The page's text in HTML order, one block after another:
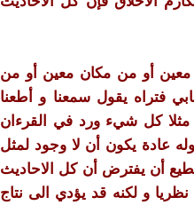
أو من مكان معين أو من
فتراه يقول سمعنا و أطعنا
كل شيء ورد في القرءان
عادة يكون أن لا وجود لمثل
أن يفترض أن كل الاحاديث
و لكنه قد يؤدي الى نتاج